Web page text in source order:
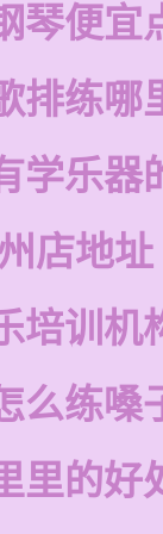
琴便宜
排练哪
学乐器
店地址
培训机
么练嗓
里的好